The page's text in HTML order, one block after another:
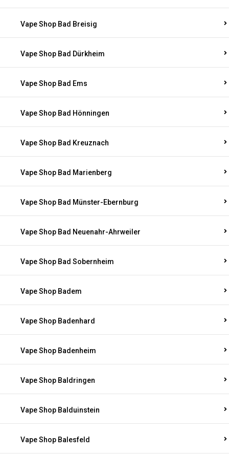
Vape Shop Bad Breisig
Vape Shop Bad Dürkheim
Vape Shop Bad Ems
Vape Shop Bad Hönningen
Vape Shop Bad Kreuznach
Vape Shop Bad Marienberg
Vape Shop Bad Münster-Ebernburg
Vape Shop Bad Neuenahr-Ahrweiler
Vape Shop Bad Sobernheim
Vape Shop Badem
Vape Shop Badenhard
Vape Shop Badenheim
Vape Shop Baldringen
Vape Shop Balduinstein
Vape Shop Balesfeld